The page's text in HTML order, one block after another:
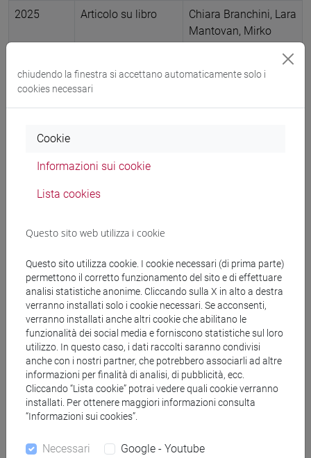
2025 Articolo su libro
Chiara Branchini, Lara
Mantovan, Mirko
lingua dei segni
(ISBN 978-88-3283-
477-2)
-
URL correlato-
Scheda ARCA:
10278/5067161
2025
Articolo in Atti di
convegno
Chiara Branchini,
Caterina Donati, Carlo
Geraci, Beatrice
GiustolisiCode-
bimodali: un caso di
chiudendo la finestra si accettano automaticamente solo i
cookies necessari
Cookie
Informazioni sui cookie
Lista cookies
Questo sito web utilizza i cookie
Questo sito utilizza cookie. I cookie necessari (di prima parte)
permettono il corretto funzionamento del sito e di effettuare
analisi statistiche anonime. Cliccando sulla X in alto a destra
verranno installati solo i cookie necessari. Se acconsenti,
verranno installati anche altri cookie che abilitano le
funzionalità dei social media e forniscono statistiche sul loro
utilizzo. In questo caso, i dati raccolti saranno condivisi
anche con i nostri partner, che potrebbero associarli ad altre
informazioni per finalità di analisi, di pubblicità, ecc.
Cliccando “Lista cookie” potrai vedere quali cookie verranno
installati. Per ottenere maggiori informazioni consulta
“Informazioni sui cookies”.
Necessari Google - Youtube